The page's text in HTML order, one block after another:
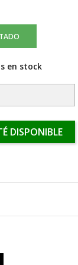
en stock
DISPONIBLE